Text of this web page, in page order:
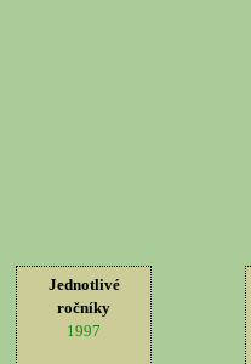
Jednotlivé
ročníky
1997